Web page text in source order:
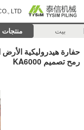
LTD
بيت منتجات
حفارة هيدروليكية
رمح تصميم KA6000